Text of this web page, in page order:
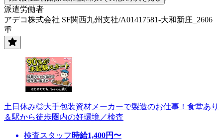
派遣労働者
アデコ株式会社 SF関西九州支社/A01417581-大和新庄_2606
重
土日休み◎大手包装資材メーカーで製造のお仕事！食堂あり
＆駅から徒歩圏内の好環境／検査
検査スタッフ 時給1,400円〜